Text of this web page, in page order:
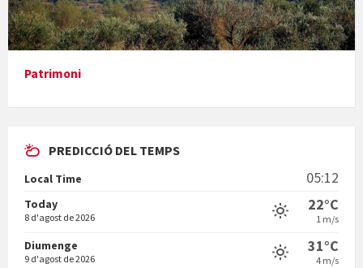
Presentació del llibre &quot;La mare&quot;, d'Emma Zafon
En Bum
Patrimoni
PREDICCIÓ DEL TEMPS
Local Time 05:12
Today
8 d'agost de 2026
22°C
1 m/s
Diumenge
9 d'agost de 2026
31°C
4 m/s